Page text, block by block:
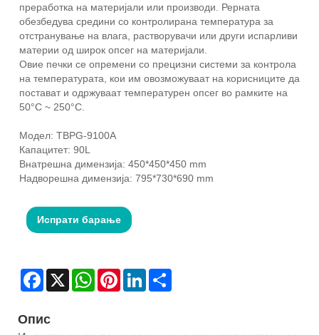
преработка на материјали или производи. Рерната
обезбедува средини со контролирана температура за
отстранување на влага, растворувачи или други испарливи
материи од широк опсег на материјали.
Овие печки се опремени со прецизни системи за контрола
на температурата, кои им овозможуваат на корисниците да
постават и одржуваат температурен опсег во рамките на
50°C ~ 250°C.
Модел: TBPG-9100A
Капацитет: 90L
Внатрешна димензија: 450*450*450 mm
Надворешна димензија: 795*730*690 mm
Испрати барање
Facebook
X WhatsAppPinterestLinkedIn
Опис